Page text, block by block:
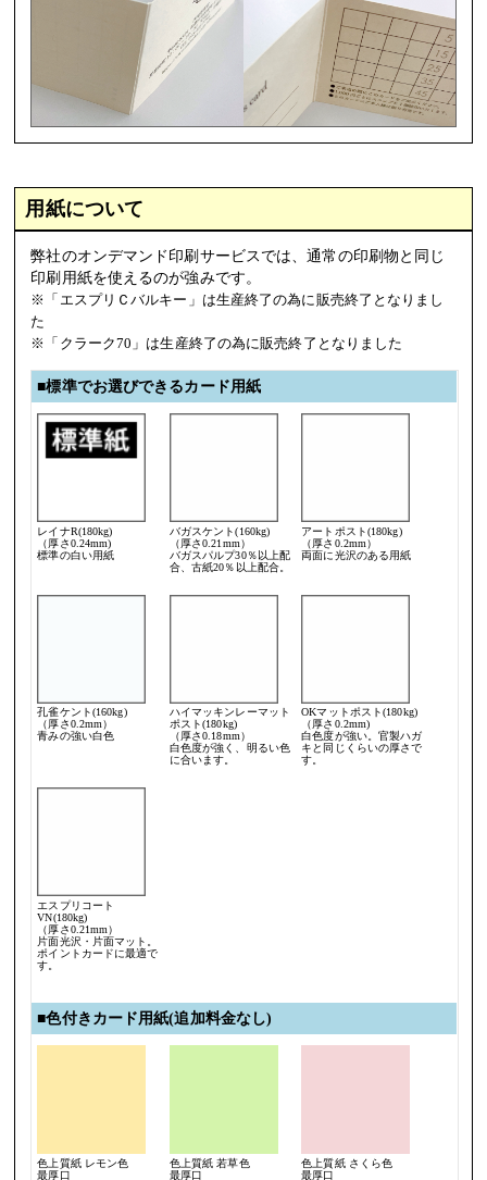
用紙について
弊社のオンデマンド印刷サービスでは、通常の印刷物と同じ
印刷用紙を使えるのが強みです。
※「エスプリＣバルキー」は生産終了の為に販売終了となりまし
た
※「クラーク70」は生産終了の為に販売終了となりました
■標準でお選びできるカード用紙
レイナR(180kg)
（厚さ0.24mm)
標準の白い用紙
バガスケント(160kg)
（厚さ0.21mm）
バガスパルプ30％以上配
合、古紙20％以上配合。
アートポスト(180kg)
（厚さ0.2mm）
両面に光沢のある用紙
孔雀ケント(160kg)
（厚さ0.2mm）
青みの強い白色
ハイマッキンレーマット
ポスト(180kg)
（厚さ0.18mm）
白色度が強く、明るい色
に合います。
OKマットポスト(180kg)
（厚さ0.2mm)
白色度が強い。官製ハガ
キと同じくらいの厚さで
す。
エスプリコート
VN(180kg)
（厚さ0.21mm）
片面光沢・片面マット。
ポイントカードに最適で
す。
■色付きカード用紙(追加料金なし)
色上質紙 レモン色
最厚口
色上質紙 若草色
最厚口
色上質紙 さくら色
最厚口